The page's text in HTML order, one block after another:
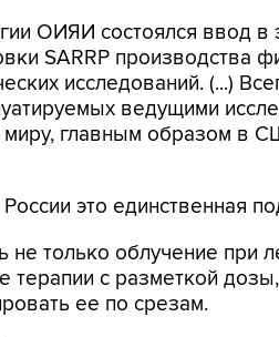
ОИЯИ состоялся ввод в
SARRP производства
исследований. (...)
ведущими
главным образом в
это единственная
не только облучение при
терапии с разметкой
ее по срезам.